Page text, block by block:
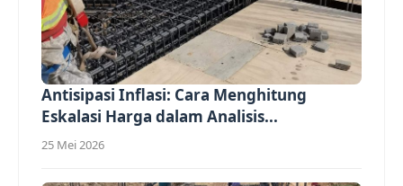
Antisipasi Inflasi: Cara Menghitung
Eskalasi Harga dalam Analisis...
25 Mei 2026